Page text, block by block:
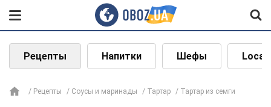
Рецепты Напитки Шефы Local
Рецепты Соусы и маринады Тартар Тартар из семги